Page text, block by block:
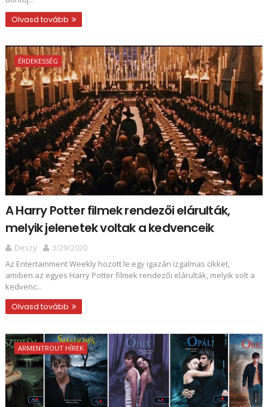
Olvasd tovább
ÉRDEKESSÉG
A Harry Potter filmek rendezői elárulták,
melyik jelenetek voltak a kedvenceik
Deszy
3/29/2020
Az Entertainment Weekly hozott le egy igazán izgalmas cikket,
amiben az egyes Harry Potter filmek rendezői elárulták, melyik volt a
kedvenc...
Olvasd tovább
ARMENTROUT HÍREK